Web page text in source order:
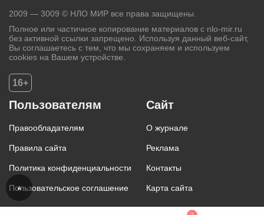
2009 — 3009 © НЛО МИР все права защищены.
Полное или частичное копирование материалов с nlo-mir.ru
без активной ссылки запрещено. Используя данный веб-сайт,
Вы соглашаетесь с тем, что мы сохраняем и используем
cookies на Вашем устройстве.
16+
Пользователям
Правообладателям
Правила сайта
Политика конфиденциальности
Пользовательское соглашение
Сайт
О журнале
Реклама
Контакты
Карта сайта